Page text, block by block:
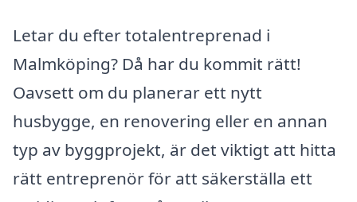
Letar du efter totalentreprenad i
Malmköping? Då har du kommit rätt!
Oavsett om du planerar ett nytt
husbygge, en renovering eller en annan
typ av byggprojekt, är det viktigt att hitta
rätt entreprenör för att säkerställa ett